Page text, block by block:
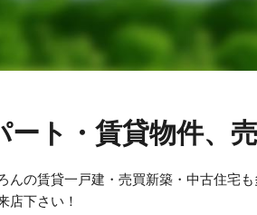
ト・賃貸物件、
んの賃貸一戸建・売買新築・中古住宅も
店下さい！